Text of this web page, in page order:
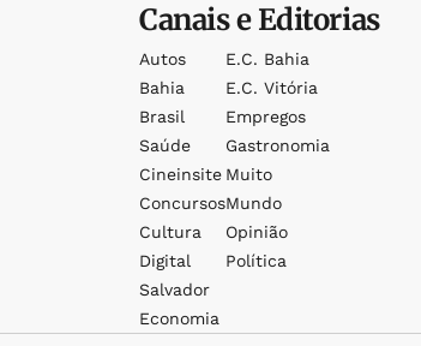
Canais e Editorias
Autos
Bahia
Brasil
Saúde
Cineinsite
Concursos
Cultura
Digital
Salvador
Economia
E.c. Bahia
E.c. Vitória
Empregos
Gastronomia
Muito
Mundo
Opinião
Política